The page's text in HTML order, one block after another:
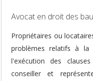
Avocat en droit des
Propriétaires ou
problèmes relatifs à
l'exécution des
conseiller et